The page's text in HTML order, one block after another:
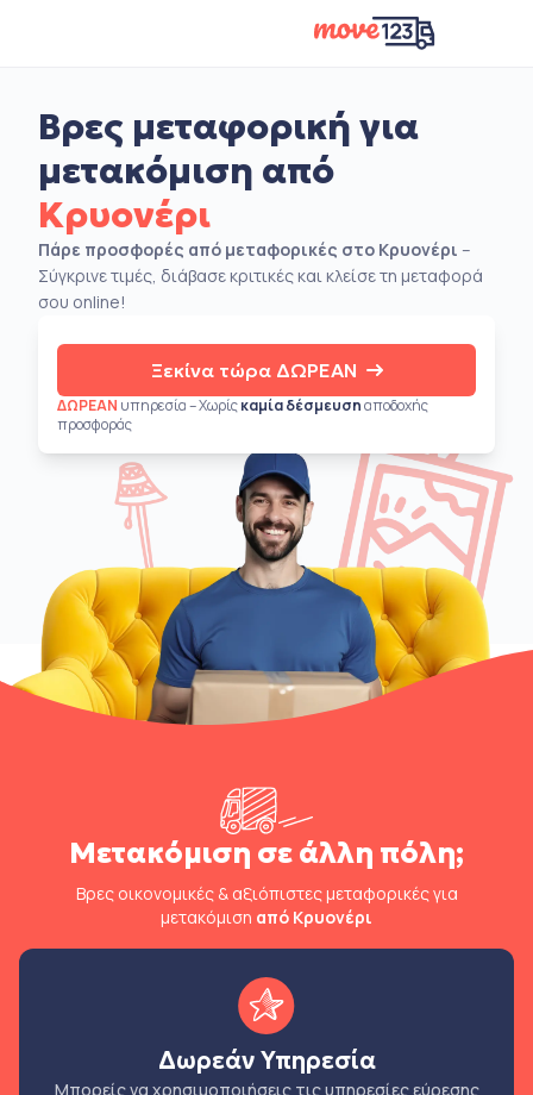
Βρες μεταφορική για
μετακόμιση από
Κρυονέρι
Πάρε προσφορές από μεταφορικές στο Κρυονέρι –
Σύγκρινε τιμές, διάβασε κριτικές και κλείσε τη μεταφορά
σου online!
Ξεκίνα τώρα ΔΩΡΕΑΝ
ΔΩΡΕΑΝ υπηρεσία – Χωρίςκαμία δέσμευσηαποδοχής
προσφοράς
Μετακόμιση σε άλλη πόλη;
Βρες οικονομικές & αξιόπιστες μεταφορικές για
μετακόμιση από Κρυονέρι
Δωρεάν Υπηρεσία
Μπορείς να χρησιμοποιήσεις τις υπηρεσίες εύρεσης